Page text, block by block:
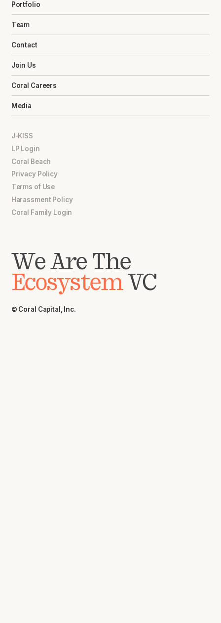
Portfolio
Team
Contact
Join Us
Coral Careers
Media
J-KISS
LP Login
Coral Beach
Privacy Policy
Terms of Use
Harassment Policy
Coral Family Login
We Are The
EcosystemVC
© Coral Capital, Inc.